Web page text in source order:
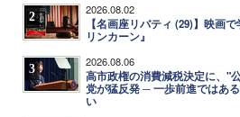
2 2026.08.02
【名画座リバティ (29)】映画
リンカーン』
3 2026.08.06
高市政権の消費減税決定に、"
党が猛反発 ─ 一歩前進ではあ
い